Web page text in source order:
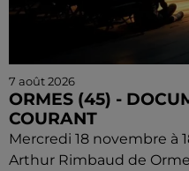
7 août 2026
ORMES (45) -
COURANT
Mercredi 18 novembre à
Arthur Rimbaud de